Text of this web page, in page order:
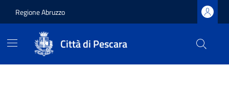
Regione Abruzzo
Città di Pescara